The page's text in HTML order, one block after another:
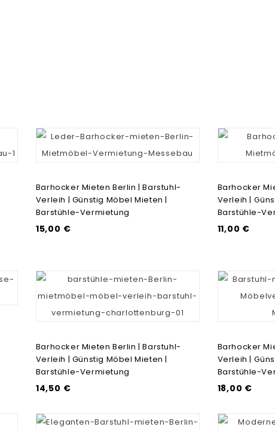
Barhocker Mieten Berlin | Barstuhl-
Verleih | Günstig Möbel Mieten |
Barstühle-Vermietung
15,00 €
Barhocker
Verleih |
Barstühle-
11,00 €
Barhocker Mieten Berlin | Barstuhl-
Verleih | Günstig Möbel Mieten |
Barstühle-Vermietung
14,50 €
Barhocker
Verleih |
Barstühle-
18,00 €